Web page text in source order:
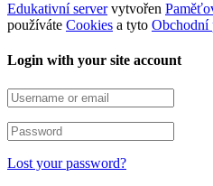
Edukativní servervytvořen
používáte Cookies a tyto Obchodní
Login with your site account
Lost your password?